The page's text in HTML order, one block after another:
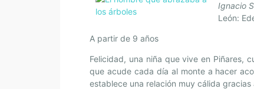
Ignacio
León:
A partir de 9 años
Felicidad, una niña que vive en Piñares,
que acude cada día al monte a hacer
establece una relación muy cálida